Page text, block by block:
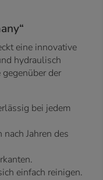
eine innovative
hydraulisch
der
bei jedem
Jahren des
einfach reinigen.